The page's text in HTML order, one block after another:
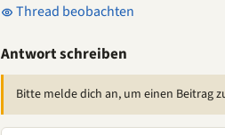
Thread beobachten
Antwort schreiben
Bitte melde dich an, um einen Beitrag